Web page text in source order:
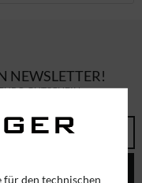
NEWSLETTER!
GUTSCHEIN
für den technischen